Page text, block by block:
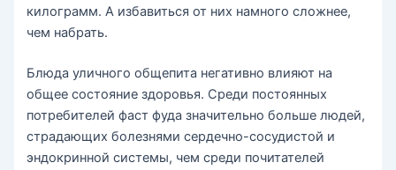
килограмм. А избавиться от них намного сложнее,
чем набрать.
Блюда уличного общепита негативно влияют на
общее состояние здоровья. Среди постоянных
потребителей фаст фуда значительно больше людей,
страдающих болезнями сердечно-сосудистой и
эндокринной системы, чем среди почитателей